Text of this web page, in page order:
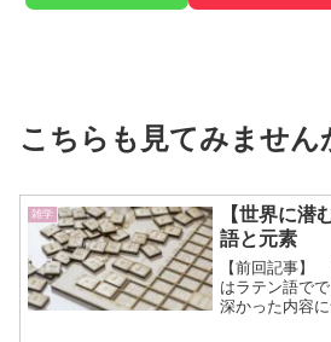
こちらも見てみません
雑学
【世界に潜
語と元素
【前回記事】
はラテン語で
深かった内容